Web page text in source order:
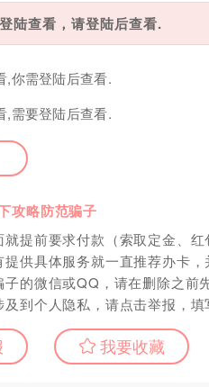
陆查看，请登陆后查看.
,你需登陆后查看.
,需要登陆后查看.
攻略防范骗子
提前要求付款（索取定金、
供具体服务就一直推荐办卡
的微信或QQ，请在删除之前
到个人隐私，请点击举报，
我要收藏